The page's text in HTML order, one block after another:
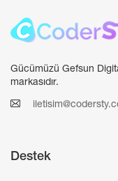
Gücümüzü Gefsun
markasıdır.
Destek